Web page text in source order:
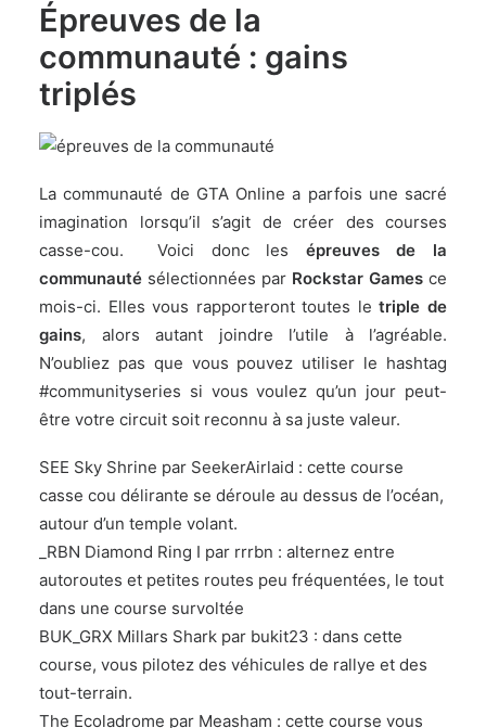
Épreuves de la
communauté : gains
triplés
La communauté de GTA Online a parfois une sacré
imagination lorsqu’il s’agit de créer des courses
casse-cou. Voici donc les épreuves de la
communauté sélectionnées par Rockstar Games ce
mois-ci. Elles vous rapporteront toutes le triple de
gains, alors autant joindre l’utile à l’agréable.
N’oubliez pas que vous pouvez utiliser le hashtag
#communityseries si vous voulez qu’un jour peut-
être votre circuit soit reconnu à sa juste valeur.
SEE Sky Shrine par SeekerAirlaid : cette course
casse cou délirante se déroule au dessus de l’océan,
autour d’un temple volant.
_RBN Diamond Ring I par rrrbn : alternez entre
autoroutes et petites routes peu fréquentées, le tout
dans une course survoltée
BUK_GRX Millars Shark par bukit23 : dans cette
course, vous pilotez des véhicules de rallye et des
tout-terrain.
The Ecoladrome par Measham : cette course vous